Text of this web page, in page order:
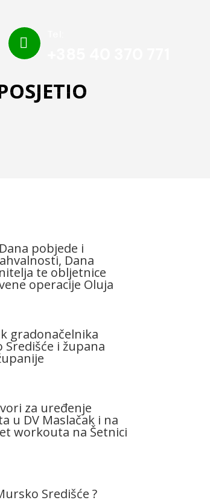

pobjede i
Dana
te obljetnice
operacije Oluja
gradonačelnika
i župana
za uređenje
u DV Maslačak i na
workouta na Šetnici
Središće ?